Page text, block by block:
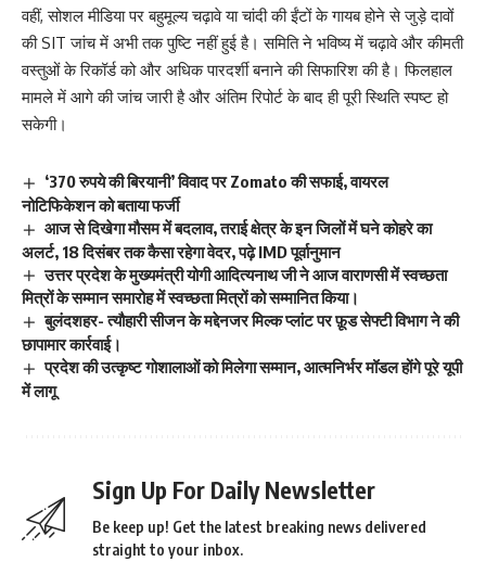
वहीं, सोशल मीडिया पर बहुमूल्य चढ़ावे या चांदी की ईंटों के गायब होने से जुड़े दावों
की SIT जांच में अभी तक पुष्टि नहीं हुई है। समिति ने भविष्य में चढ़ावे और कीमती
वस्तुओं के रिकॉर्ड को और अधिक पारदर्शी बनाने की सिफारिश की है। फिलहाल
मामले में आगे की जांच जारी है और अंतिम रिपोर्ट के बाद ही पूरी स्थिति स्पष्ट हो
सकेगी।
‘370 रुपये की बिरयानी’ विवाद पर Zomato की सफाई, वायरल
नोटिफिकेशन को बताया फर्जी
आज से दिखेगा मौसम में बदलाव, तराई क्षेत्र के इन जिलों में घने कोहरे का
अलर्ट, 18 दिसंबर तक कैसा रहेगा वेदर, पढ़े IMD पूर्वानुमान
उत्तर प्रदेश के मुख्यमंत्री योगी आदित्यनाथ जी ने आज वाराणसी में स्वच्छता
मित्रों के सम्मान समारोह में स्वच्छता मित्रों को सम्मानित किया।
बुलंदशहर- त्यौहारी सीजन के मद्देनजर मिल्क प्लांट पर फ़ूड सेफ्टी विभाग ने की
छापामार कार्रवाई।
प्रदेश की उत्कृष्ट गोशालाओं को मिलेगा सम्मान, आत्मनिर्भर मॉडल होंगे पूरे यूपी
में लागू
Sign Up For Daily Newsletter
Be keep up! Get the latest breaking news delivered
straight to your inbox.